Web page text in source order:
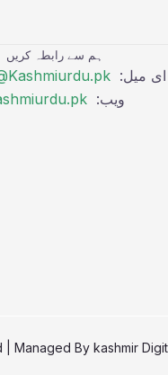
ہم سے رابطہ کریں
ای میل:
ویب:
kashmir